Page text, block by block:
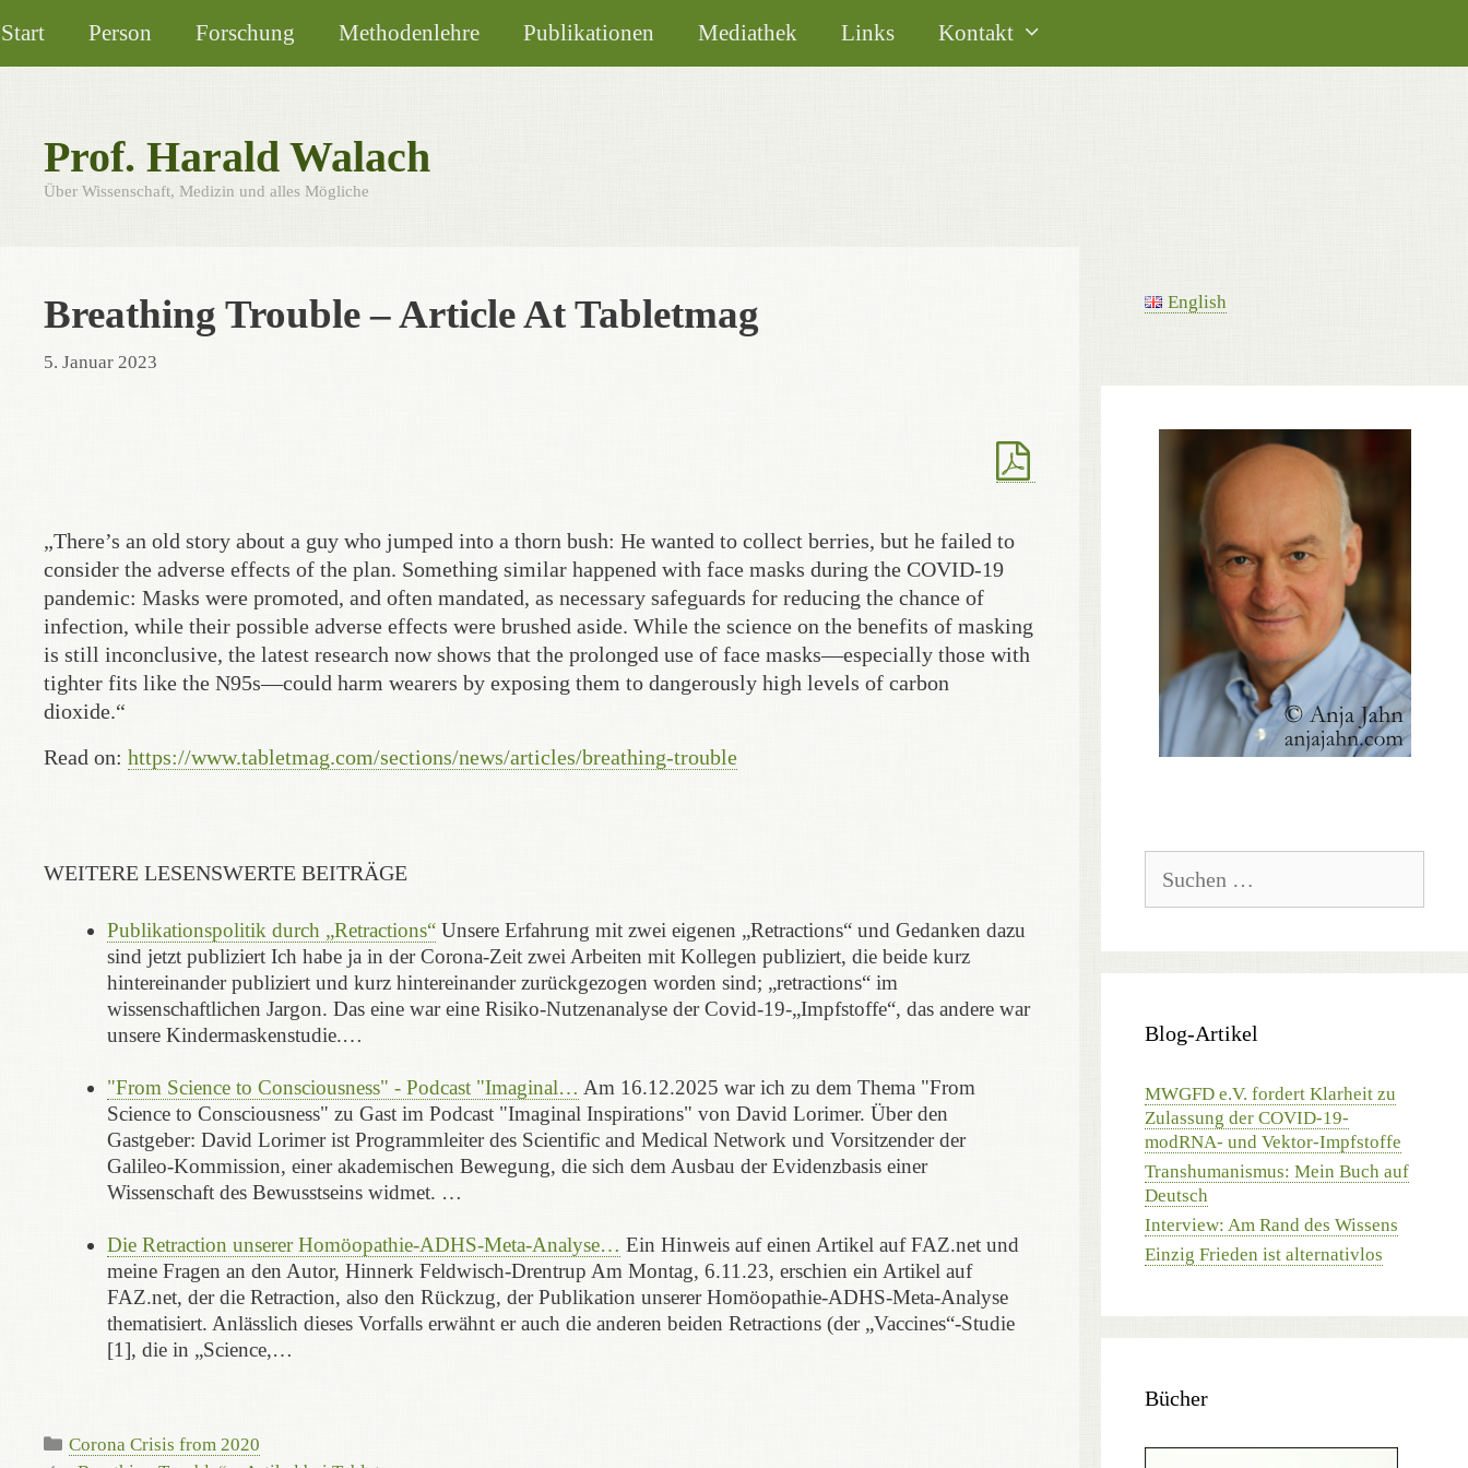
Inhalt
springen
Start Person Forschung Methodenlehre Publikationen Mediathek Links Kontakt
Prof. Harald Walach
Über Wissenschaft, Medizin und alles Mögliche
Breathing Trouble – Article At Tabletmag
5. Januar 2023
„There’s an old story about a guy who jumped into a thorn bush: He wanted to collect berries, but he failed to
consider the adverse effects of the plan. Something similar happened with face masks during the COVID-19
pandemic: Masks were promoted, and often mandated, as necessary safeguards for reducing the chance of
infection, while their possible adverse effects were brushed aside. While the science on the benefits of masking
is still inconclusive, the latest research now shows that the prolonged use of face masks—especially those with
tighter fits like the N95s—could harm wearers by exposing them to dangerously high levels of carbon
dioxide.“
Read on: https://www.tabletmag.com/sections/news/articles/breathing-trouble
WEITERE LESENSWERTE BEITRÄGE
Publikationspolitik durch „Retractions“Unsere Erfahrung mit zwei eigenen „Retractions“ und Gedanken dazu
sind jetzt publiziert Ich habe ja in der Corona-Zeit zwei Arbeiten mit Kollegen publiziert, die beide kurz
hintereinander publiziert und kurz hintereinander zurückgezogen worden sind; „retractions“ im
wissenschaftlichen Jargon. Das eine war eine Risiko-Nutzenanalyse der Covid-19-„Impfstoffe“, das andere war
unsere Kindermaskenstudie.…
"From Science to Consciousness" - Podcast "Imaginal… Am 16.12.2025 war ich zu dem Thema "From
Science to Consciousness" zu Gast im Podcast "Imaginal Inspirations" von David Lorimer. Über den
Gastgeber: David Lorimer ist Programmleiter des Scientific and Medical Network und Vorsitzender der
Galileo-Kommission, einer akademischen Bewegung, die sich dem Ausbau der Evidenzbasis einer
Wissenschaft des Bewusstseins widmet. …
Die Retraction unserer Homöopathie-ADHS-Meta-Analyse… Ein Hinweis auf einen Artikel auf FAZ.net und
meine Fragen an den Autor, Hinnerk Feldwisch-Drentrup Am Montag, 6.11.23, erschien ein Artikel auf
FAZ.net, der die Retraction, also den Rückzug, der Publikation unserer Homöopathie-ADHS-Meta-Analyse
thematisiert. Anlässlich dieses Vorfalls erwähnt er auch die anderen beiden Retractions (der „Vaccines“-Studie
[1], die in „Science,…
Kategorien
Corona Crisis from 2020
English
nach:
Blog-Artikel
MWGFD e.V. fordert Klarheit zu
Zulassung der COVID-19-
modRNA- und Vektor-Impfstoffe
Transhumanismus: Mein Buch auf
Deutsch
Interview: Am Rand des Wissens
Einzig Frieden ist alternativlos
Bücher